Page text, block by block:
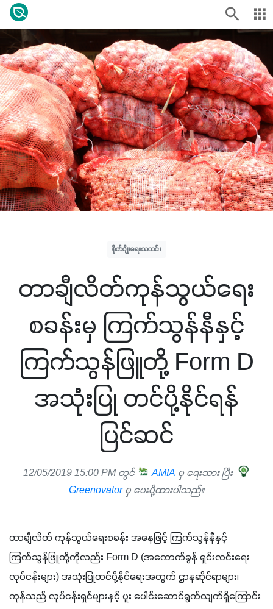
စိုက်ပျိုးရေးသတင်း
တာချီလိတ်ကုန်သွယ်ရေး
စခန်းမှ ကြက်သွန်နီနှင့်
ကြက်သွန်ဖြူတို့ Form D
အသုံးပြု တင်ပို့နိုင်ရန်
ပြင်ဆင်
12/05/2019 15:00 PM တွင် AMIA မှ ရေးသား ပြီး
Greenovator မှ ပေးပို့ထားပါသည်။
တာချီလိတ် ကုန်သွယ်ရေးစခန်း အနေဖြင့် ကြက်သွန်နီနှင့်
ကြက်သွန်ဖြူတို့ကိုလည်း Form D (အကောက်ခွန် ရှင်းလင်းရေး
လုပ်ငန်းများ) အသုံးပြုတင်ပို့နိုင်ရေးအတွက် ဌာနဆိုင်ရာများ၊
ကုန်သည် လုပ်ငန်းရှင်များနှင့် ပူး ပေါင်းဆောင်ရွက်လျက်ရှိကြောင်း